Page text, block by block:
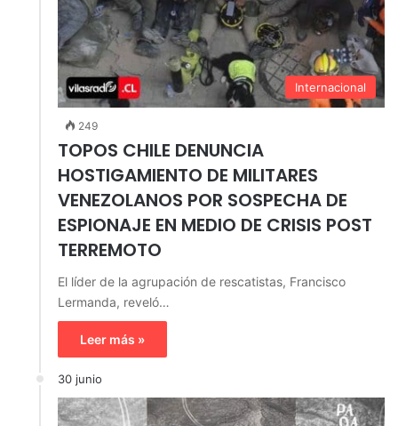
Internacional
249
TOPOS CHILE DENUNCIA
HOSTIGAMIENTO DE MILITARES
VENEZOLANOS POR SOSPECHA DE
ESPIONAJE EN MEDIO DE CRISIS POST
TERREMOTO
El líder de la agrupación de rescatistas, Francisco
Lermanda, reveló…
Leer más »
30 junio